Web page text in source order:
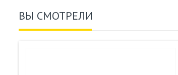
ВЫ СМОТРЕЛИ